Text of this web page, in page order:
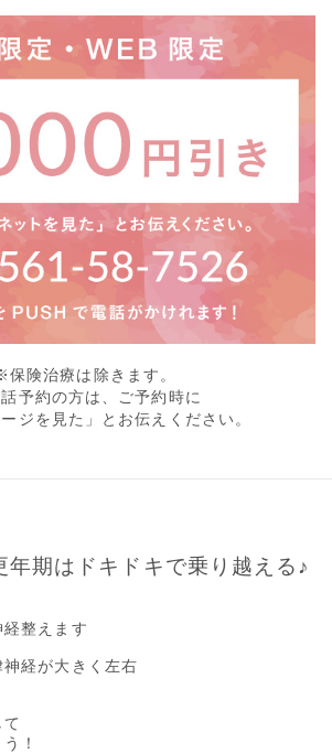
保険治療は除きます。
予約の方は、ご予約時に
ージを見た」とお伝えください。
期はドキドキで乗り越える♪
整えます
経が大きく左右
！